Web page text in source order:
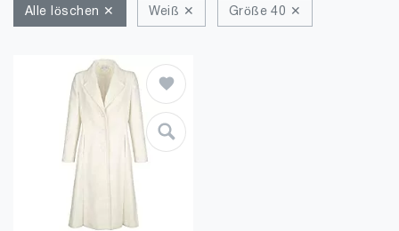
Alle löschen ✕ Weiß ✕ Größe 40 ✕